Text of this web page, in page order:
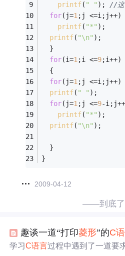
printf( " " ); //这
for(j=1;j <=i;j++)
printf( "*" );
printf( "\n" );
  }
for(i=1;i <=9;i++)
  {
for(j=1;j <=i;j++)
printf( " " );
for(j=1;j <=9-
printf( "*" );
printf( "\n" );
  }
}
2009-04-12
——到底
趣谈一道“打印菱形”的C
学习C语言过程中遇到了一道要